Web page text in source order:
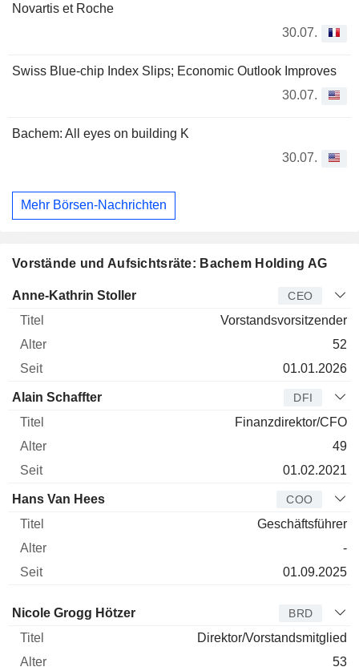
Novartis et Roche
30.07.
Swiss Blue-chip Index Slips; Economic Outlook Improves
30.07.
Bachem: All eyes on building K
30.07.
Mehr Börsen-Nachrichten
Vorstände und Aufsichtsräte: Bachem Holding AG
Manager Titel Alter
Anne-Kathrin Stoller CEO
Vorstandsvorsitzender
52
01.01.2026
Alain Schaffter DFI
Finanzdirektor/CFO
49
01.02.2021
Hans Van Hees COO
Geschäftsführer
-
01.09.2025
Verwaltungsratsmitglied
Nicole Grogg Hötzer BRD
Direktor/Vorstandsmitglied
53